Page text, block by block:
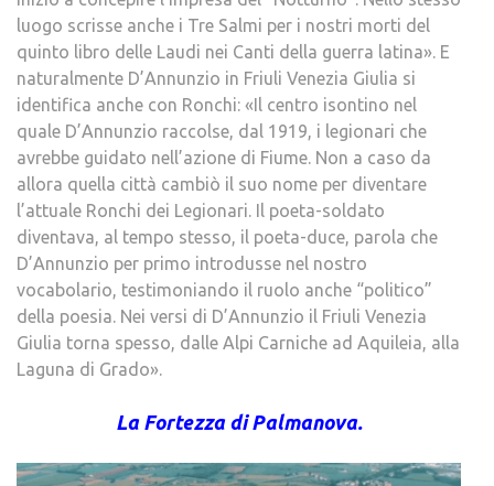
luogo scrisse anche i Tre Salmi per i nostri morti del
quinto libro delle Laudi nei Canti della guerra latina». E
naturalmente D’Annunzio in Friuli Venezia Giulia si
identifica anche con Ronchi: «Il centro isontino nel
quale D’Annunzio raccolse, dal 1919, i legionari che
avrebbe guidato nell’azione di Fiume. Non a caso da
allora quella città cambiò il suo nome per diventare
l’attuale Ronchi dei Legionari. Il poeta-soldato
diventava, al tempo stesso, il poeta-duce, parola che
D’Annunzio per primo introdusse nel nostro
vocabolario, testimoniando il ruolo anche “politico”
della poesia. Nei versi di D’Annunzio il Friuli Venezia
Giulia torna spesso, dalle Alpi Carniche ad Aquileia, alla
Laguna di Grado».
La Fortezza di Palmanova.